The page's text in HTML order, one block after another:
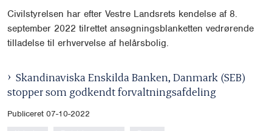
Civilstyrelsen har efter Vestre Landsrets kendelse af 8.
september 2022 tilrettet ansøgningsblanketten vedrørende
tilladelse til erhvervelse af helårsbolig.
Skandinaviska Enskilda Banken, Danmark (SEB)
stopper som godkendt forvaltningsafdeling
Publiceret 07-10-2022